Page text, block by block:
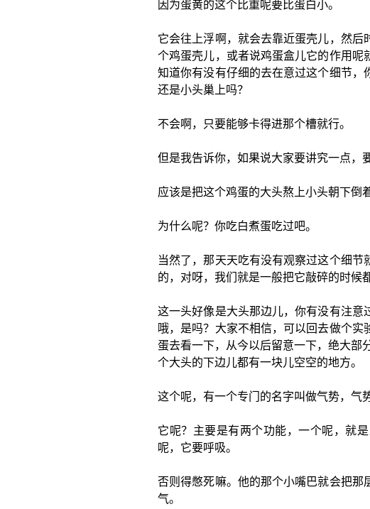
因为蛋黄的这个比重呢要比蛋白小。
它会往上浮啊，就会去靠近蛋壳儿，然
个鸡蛋壳儿，或者说鸡蛋盒儿它的作用
知道你有没有仔细的去在意过这个细节，
还是小头巢上吗？
不会啊，只要能够卡得进那个槽就行。
但是我告诉你，如果说大家要讲究一点，
应该是把这个鸡蛋的大头熬上小头朝下倒
为什么呢？你吃白煮蛋吃过吧。
当然了，那天天吃有没有观察过这个细
的，对呀，我们就是一般把它敲碎的时候
这一头好像是大头那边儿，你有没有注意
哦，是吗？大家不相信，可以回去做个
蛋去看一下，从今以后留意一下，绝大部
个大头的下边儿都有一块儿空空的地方。
这个呢，有一个专门的名字叫做气势，气
它呢？主要是有两个功能，一个呢，就
呢，它要呼吸。
否则得憋死嘛。他的那个小嘴巴就会把那
气。